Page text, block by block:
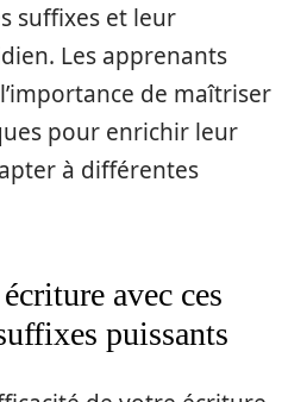
suffixes et leur
Les apprenants
de maîtriser
pour enrichir leur
à différentes
avec ces
puissants